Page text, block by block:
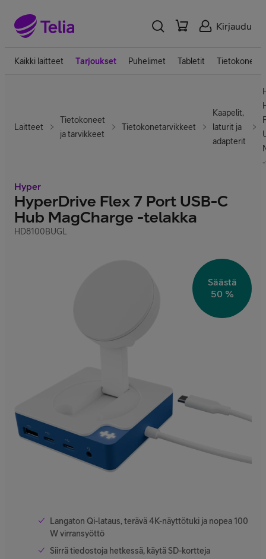
Kirjaudu
Kaikki laitteet Tarjoukset Puhelimet Tabletit Tietokoneet
Laitteet
Tietokoneet
ja tarvikkeet
Tietokonetarvikkeet
Kaapelit,
laturit ja
adapterit
Säästä
50 %
Hyper
HyperDrive Flex 7 Port USB-C
Hub MagCharge -telakka
HD8100BUGL
Langaton Qi-lataus, terävä 4K-näyttötuki ja nopea 100
W virransyöttö
Siirrä tiedostoja hetkessä, käytä SD-kortteja